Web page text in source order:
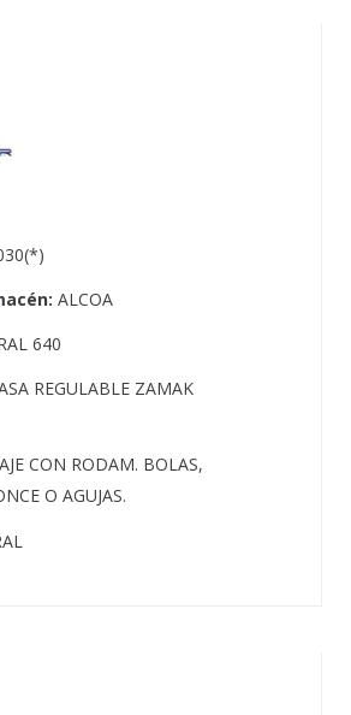
ALCOA
640
REGULABLE ZAMAK
CON RODAM. BOLAS,
O AGUJAS.